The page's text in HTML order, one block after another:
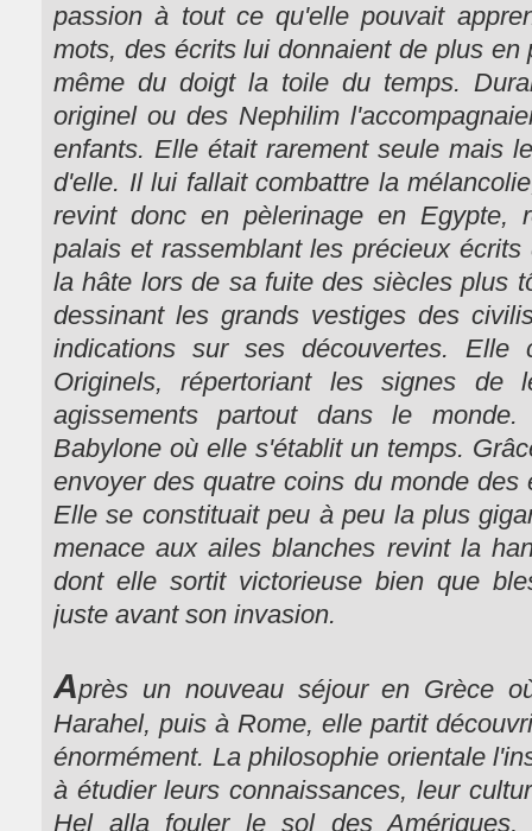
passion à tout ce qu'elle pouvait
mots, des écrits lui donnaient de plus
même du doigt la toile du temps.
originel ou des Nephilim
enfants. Elle était rarement seule mais
d'elle. Il lui fallait combattre la
revint donc en pèlerinage en Egypte,
palais et rassemblant les précieux
la hâte lors de sa fuite des siècles plus
dessinant les grands vestiges des
indications sur ses découvertes.
Originels, répertoriant les signes de
agissements partout dans le
Babylone où elle s'établit un temps.
envoyer des quatre coins du monde
Elle se constituait peu à peu la plus
menace aux ailes blanches revint la
dont elle sortit victorieuse bien que
juste avant son invasion.
Après un nouveau séjour en Grèce
Harahel, puis à Rome, elle partit
énormément. La philosophie orientale
à étudier leurs connaissances, leur
Hel alla fouler le sol des Amériques,